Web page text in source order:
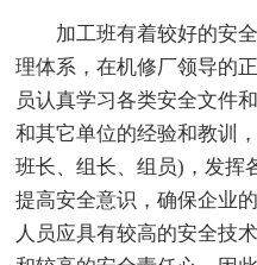
加工班有着较好的安
理体系，在机修厂领导的
员认真学习各类安全文件
和其它单位的经验和教训
班长、组长、组员)，发挥
提高安全意识，确保企业
人员应具有较高的安全技